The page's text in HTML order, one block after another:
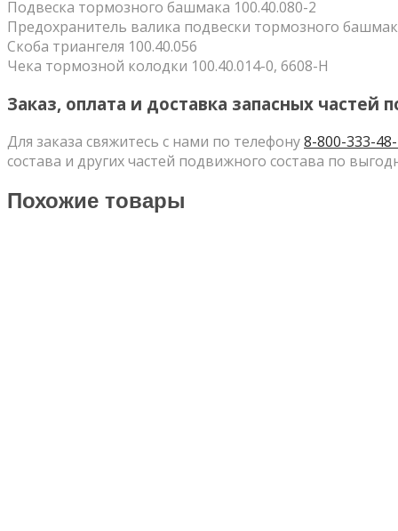
Подвеска тормозного башмака 100.40.080-2
Предохранитель валика подвески тормозного
Скоба триангеля 100.40.056
Чека тормозной колодки 100.40.014-0, 6608-Н
Заказ, оплата и доставка запасных частей
Для заказа свяжитесь с нами по телефону8-800-333-
состава и других частей подвижного состава по
Похожие товары